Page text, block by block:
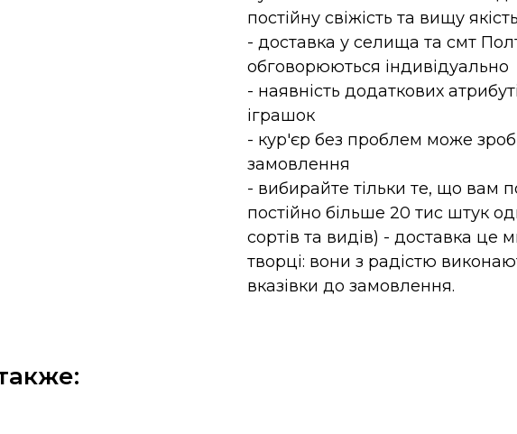
постійну свіжість та вищу
- доставка у селища та смт
обговорюються індивідуально
- наявність додаткових
іграшок
- кур'єр без проблем може
замовлення
- вибирайте тільки те, що вам
постійно більше 20 тис штук
сортів та видів) - доставка це
творці: вони з радістю
вказівки до замовлення.